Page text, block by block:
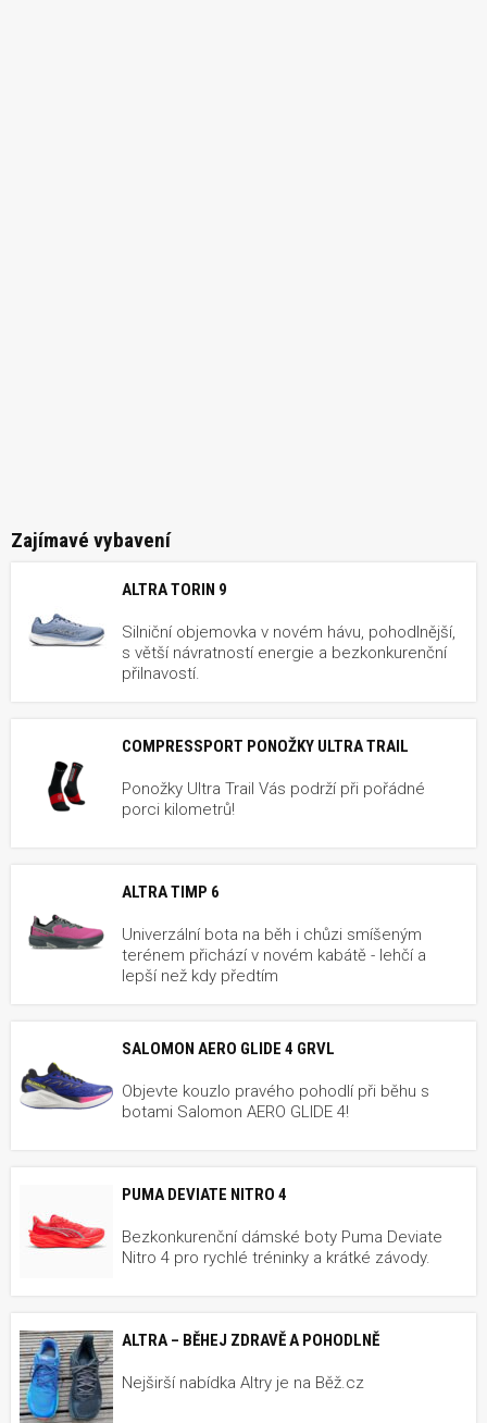
Zajímavé vybavení
ALTRA TORIN 9
Silniční objemovka v novém hávu, pohodlnější,
s větší návratností energie a bezkonkurenční
přilnavostí.
COMPRESSPORT PONOŽKY ULTRA TRAIL
Ponožky Ultra Trail Vás podrží při pořádné
porci kilometrů!
ALTRA TIMP 6
Univerzální bota na běh i chůzi smíšeným
terénem přichází v novém kabátě - lehčí a
lepší než kdy předtím
SALOMON AERO GLIDE 4 GRVL
Objevte kouzlo pravého pohodlí při běhu s
botami Salomon AERO GLIDE 4!
PUMA DEVIATE NITRO 4
Bezkonkurenční dámské boty Puma Deviate
Nitro 4 pro rychlé tréninky a krátké závody.
ALTRA – BĚHEJ ZDRAVĚ A POHODLNĚ
Nejširší nabídka Altry je na Běž.cz